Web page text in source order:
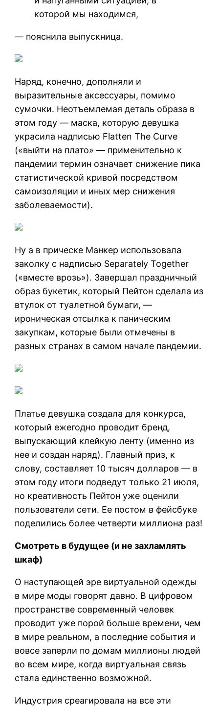
которой мы находимся,
— пояснила выпускница.
Наряд, конечно, дополняли и
выразительные аксессуары, помимо
сумочки. Неотъемлемая деталь образа в
этом году — маска, которую девушка
украсила надписью Flatten The Curve
(«выйти на плато» — применительно к
пандемии термин означает снижение пика
статистической кривой посредством
самоизоляции и иных мер снижения
заболеваемости).
Ну а в прическе Манкер использовала
заколку с надписью Separately Together
(«вместе врозь»). Завершал праздничный
образ букетик, который Пейтон сделала из
втулок от туалетной бумаги, —
ироническая отсылка к паническим
закупкам, которые были отмечены в
разных странах в самом начале пандемии.
Платье девушка создала для конкурса,
который ежегодно проводит бренд,
выпускающий клейкую ленту (именно из
нее и создан наряд). Главный приз, к
слову, составляет 10 тысяч долларов — в
этом году итоги подведут только 21 июля,
но креативность Пейтон уже оценили
пользователи сети. Ее постом в фейсбуке
поделились более четверти миллиона раз!
Смотреть в будущее (и не захламлять
шкаф)
О наступающей эре виртуальной одежды
в мире моды говорят давно. В цифровом
пространстве современный человек
проводит уже порой больше времени, чем
в мире реальном, а последние события и
вовсе заперли по домам миллионы людей
во всем мире, когда виртуальная связь
стала единственно возможной.
Индустрия среагировала на все эти